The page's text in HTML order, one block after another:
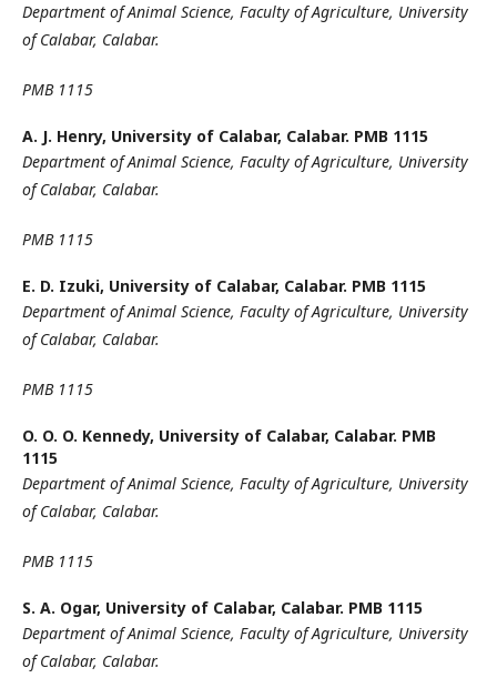
Department of Animal Science, Faculty of Agriculture, University
of Calabar, Calabar.
PMB 1115
A. J. Henry, University of Calabar, Calabar. PMB 1115
Department of Animal Science, Faculty of Agriculture, University
of Calabar, Calabar.
PMB 1115
E. D. Izuki, University of Calabar, Calabar. PMB 1115
Department of Animal Science, Faculty of Agriculture, University
of Calabar, Calabar.
PMB 1115
O. O. O. Kennedy, University of Calabar, Calabar. PMB
1115
Department of Animal Science, Faculty of Agriculture, University
of Calabar, Calabar.
PMB 1115
S. A. Ogar, University of Calabar, Calabar. PMB 1115
Department of Animal Science, Faculty of Agriculture, University
of Calabar, Calabar.